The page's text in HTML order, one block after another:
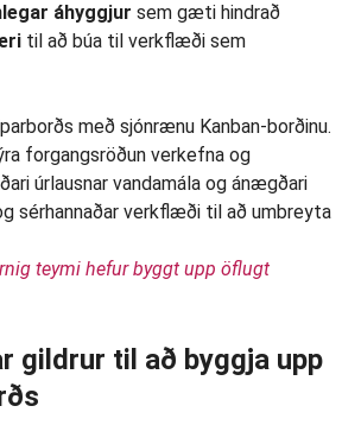
áhyggjur sem gæti hindrað
til að búa til verkflæði sem
teymi hefur byggt upp öflugt
gildrur til að byggja upp